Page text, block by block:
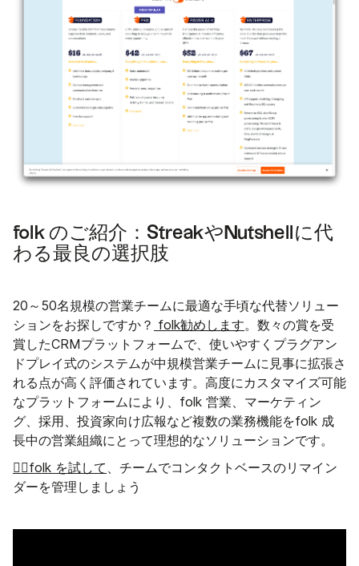
folk のご紹介：StreakやNutshellに代
わる最良の選択肢
20～50名規模の営業チームに最適な手頃な代替ソリュー
ションをお探しですか？ folk勧めします。数々の賞を受
賞したCRMプラットフォームで、使いやすくプラグアン
ドプレイ式のシステムが中規模営業チームに見事に拡張さ
れる点が高く評価されています。高度にカスタマイズ可能
なプラットフォームにより、folk 営業、マーケティン
グ、採用、投資家向け広報など複数の業務機能をfolk 成
長中の営業組織にとって理想的なソリューションです。
👉🏼folk を試して
、チームでコンタクトベースのリマイン
ダーを管理しましょう